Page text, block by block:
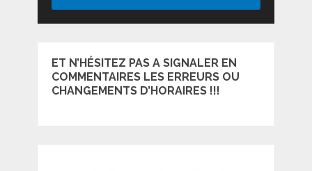
ET N’HÉSITEZ PAS A SIGNALER EN
COMMENTAIRES LES ERREURS OU
CHANGEMENTS D’HORAIRES !!!